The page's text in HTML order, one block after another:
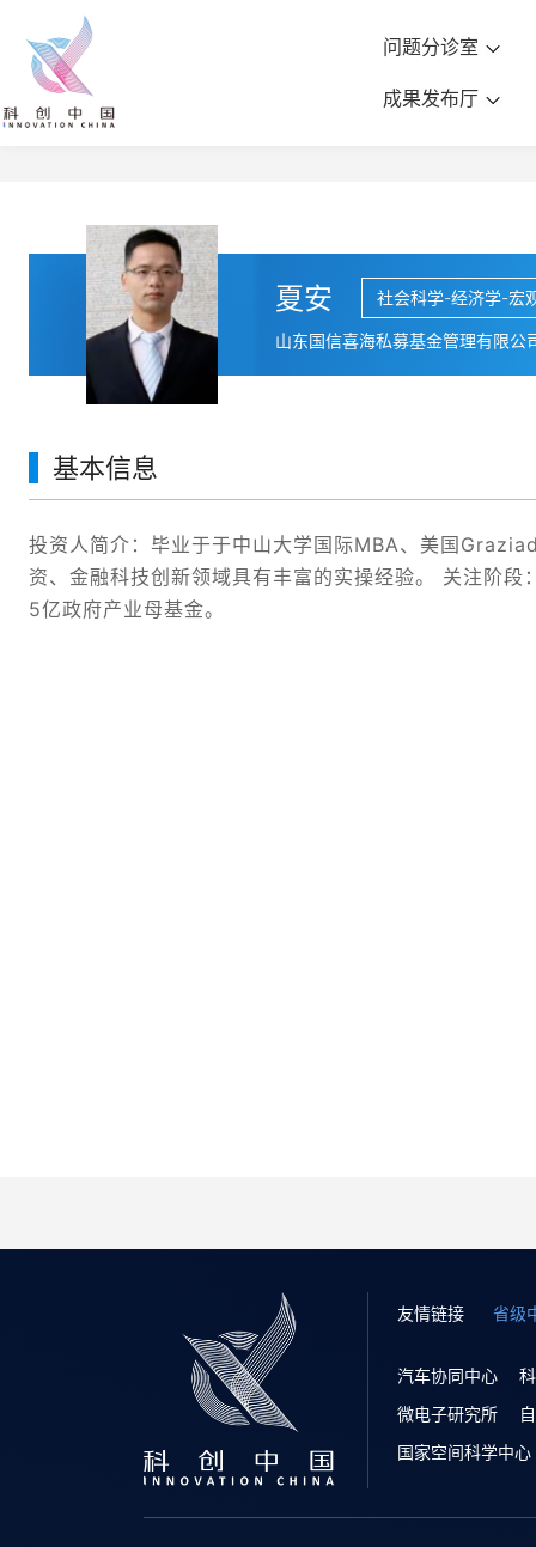
问题分诊室
成果发布厅
夏安 社会科学-经济学-宏
山东国信喜海私募基金管理有限公
基本信息
投资人简介：毕业于于中山大学国际MBA、美国
资、金融科技创新领域具有丰富的实操经验。 关注阶
5亿政府产业母基金。
友情链接 省级
汽车协同中心
微电子研究所
国家空间科学中心